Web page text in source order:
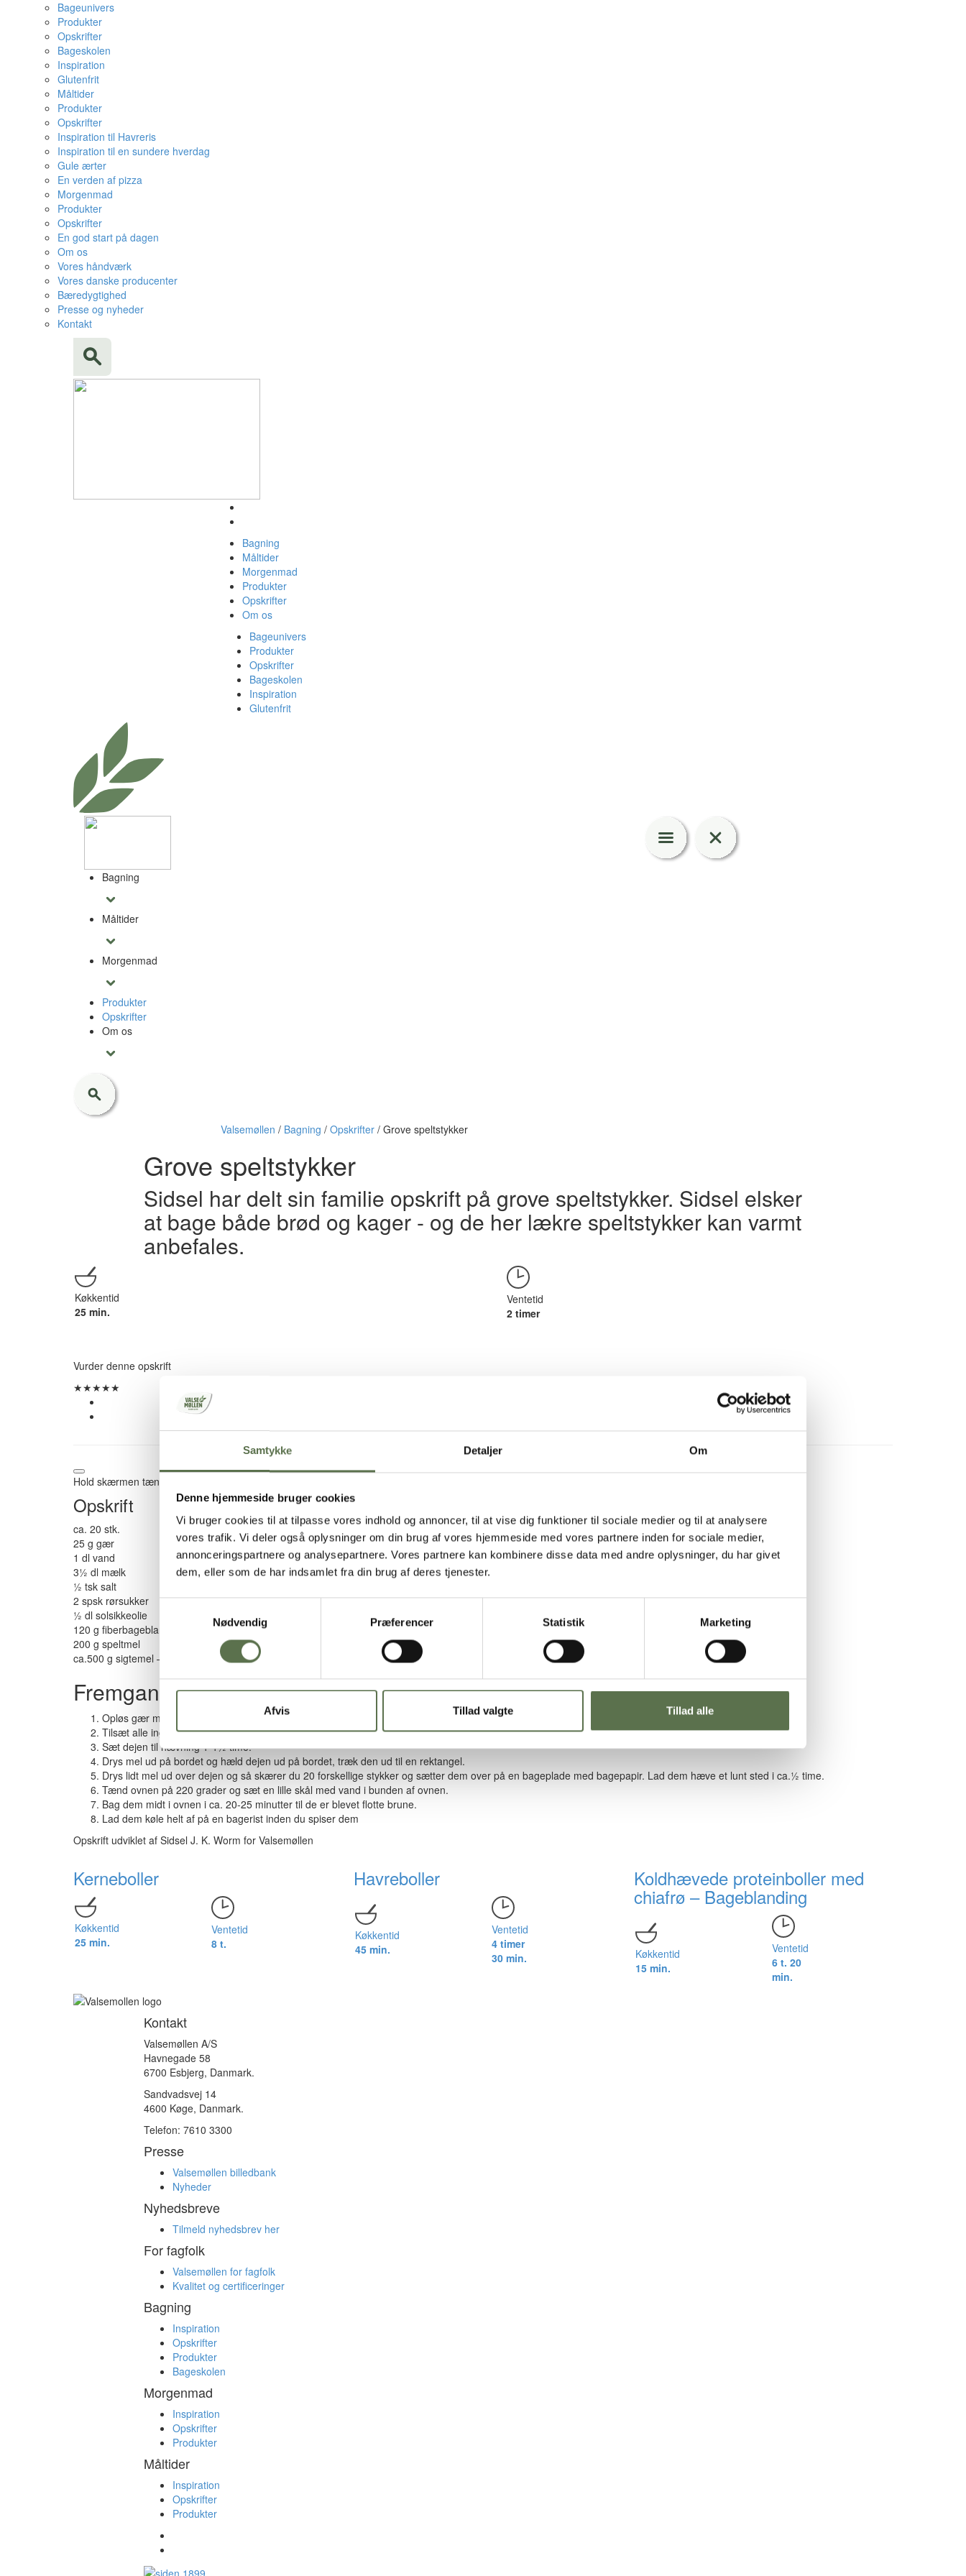
Samtykke Detaljer Om
Denne hjemmeside bruger cookies
Vi bruger cookies til at tilpasse vores indhold og annoncer, til at vise dig funktioner til sociale medier og til at analysere
vores trafik. Vi deler også oplysninger om din brug af vores hjemmeside med vores partnere inden for sociale medier,
annonceringspartnere og analysepartnere. Vores partnere kan kombinere disse data med andre oplysninger, du har givet
dem, eller som de har indsamlet fra din brug af deres tjenester.
Nødvendig
Præferencer Statistik Marketing
Afvis Tillad valgte Tillad alle
Bageunivers
Produkter
Opskrifter
Bageskolen
Inspiration
Glutenfrit
Måltider
Produkter
Opskrifter
Inspiration til Havreris
Inspiration til en sundere hverdag
Gule ærter
En verden af pizza
Morgenmad
Produkter
Opskrifter
En god start på dagen
Om os
Vores håndværk
Vores danske producenter
Bæredygtighed
Presse og nyheder
Kontakt
Bagning
Måltider
Morgenmad
Produkter
Opskrifter
Om os
Bageunivers
Produkter
Opskrifter
Bageskolen
Inspiration
Glutenfrit
Bagning
Måltider
Morgenmad
Produkter
Opskrifter
Om os
Valsemøllen / Bagning / Opskrifter / Grove speltstykker
Grove speltstykker
Sidsel har delt sin familie opskrift på grove speltstykker. Sidsel elsker
at bage både brød og kager - og de her lækre speltstykker kan varmt
anbefales.
Køkkentid
25 min.
Ventetid
2 timer
Vurder denne opskrift
★★★★★
Hold skærmen tændt
Opskrift
ca. 20 stk.
25 g gær
1 dl vand
3½ dl mælk
½ tsk salt
2 spsk rørsukker
½ dl solsikkeolie
120 g fiberbageblanding – eller 3/4-kornsblanding
200 g speltmel
ca.500 g sigtemel – eller hvedemel
Fremgangsmåde
Opløs gær med vandet.
Tilsæt alle ingredienserne og kør din dej på rørmaskinen i ca.5-7 minutter, eller rør med en ske og så ælt din dej godt hvis du ikke bruger maskine.
Sæt dejen til hævning 1-1½ time.
Drys mel ud på bordet og hæld dejen ud på bordet, træk den ud til en rektangel.
Drys lidt mel ud over dejen og så skærer du 20 forskellige stykker og sætter dem over på en bageplade med bagepapir. Lad dem hæve et lunt sted i ca.½ time.
Tænd ovnen på 220 grader og sæt en lille skål med vand i bunden af ovnen.
Bag dem midt i ovnen i ca. 20-25 minutter til de er blevet flotte brune.
Lad dem køle helt af på en bagerist inden du spiser dem
Opskrift udviklet af Sidsel J. K. Worm for Valsemøllen
Kerneboller
Køkkentid
25 min.
Ventetid
8 t.
Havreboller
Køkkentid
45 min.
Ventetid
4 timer
30 min.
Koldhævede proteinboller med
chiafrø – Bageblanding
Køkkentid
15 min.
Ventetid
6 t. 20
min.
Kontakt
Valsemøllen A/S
Havnegade 58
6700 Esbjerg, Danmark.
Sandvadsvej 14
4600 Køge, Danmark.
Telefon: 7610 3300
Presse
Valsemøllen billedbank
Nyheder
Nyhedsbreve
Tilmeld nyhedsbrev her
For fagfolk
Valsemøllen for fagfolk
Kvalitet og certificeringer
Bagning
Inspiration
Opskrifter
Produkter
Bageskolen
Morgenmad
Inspiration
Opskrifter
Produkter
Måltider
Inspiration
Opskrifter
Produkter